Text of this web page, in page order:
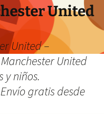
United
United –
United
y niños.
gratis desde